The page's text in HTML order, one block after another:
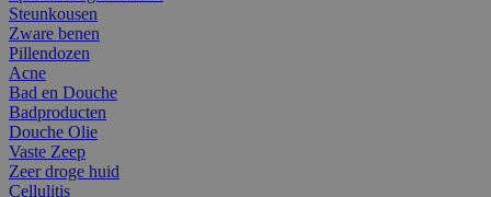
Steunkousen
Zware benen
Pillendozen
Acne
Bad en Douche
Badproducten
Douche Olie
Vaste Zeep
Zeer droge huid
Cellulitis